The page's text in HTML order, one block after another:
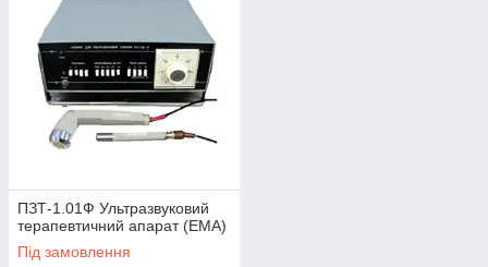
ПЗТ-1.01Ф Ультразвуковий
терапевтичний апарат (ЕМА)
Під замовлення